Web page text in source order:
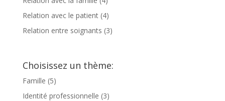
Relation avec le patient(4)
Relation entre soignants (3)
Choisissez un thème:
Famille (5)
Identité professionnelle (3)